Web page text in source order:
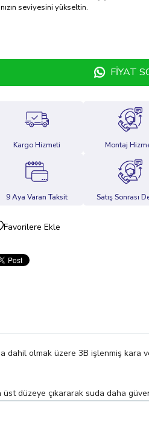
seviyesini yükseltin.
FIYAT
Kargo Hizmeti Montaj
9 Aya Varan Taksit Satış Sonrası
Favorilere Ekle
dahil olmak üzere 3B işlenmiş kara
düzeye çıkararak suda daha